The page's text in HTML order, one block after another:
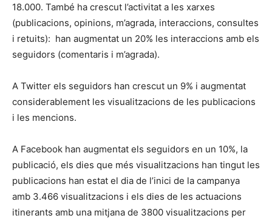
18.000. També ha crescut l’activitat a les xarxes
(publicacions, opinions, m’agrada, interaccions, consultes
i retuits): han augmentat un 20% les interaccions amb els
seguidors (comentaris i m’agrada).
A Twitter els seguidors han crescut un 9% i augmentat
considerablement les visualitzacions de les publicacions
i les mencions.
A Facebook han augmentat els seguidors en un 10%, la
publicació, els dies que més visualitzacions han tingut les
publicacions han estat el dia de l’inici de la campanya
amb 3.466 visualitzacions i els dies de les actuacions
itinerants amb una mitjana de 3800 visualitzacions per